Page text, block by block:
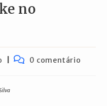
no
Comentários
0 comentário